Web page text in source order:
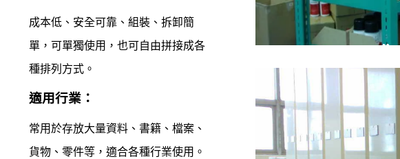
成本低、安全可靠、組裝、拆卸簡
單，可單獨使用，也可自由拼接成各
種排列方式。
適用行業：
常用於存放大量資料、書籍、檔案、
貨物、零件等，適合各種行業使用。